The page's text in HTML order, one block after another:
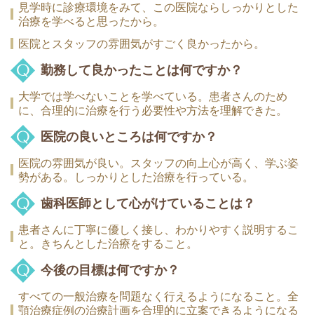
見学時に診療環境をみて、この医院ならしっかりとした
治療を学べると思ったから。
医院とスタッフの雰囲気がすごく良かったから。
勤務して良かったことは何ですか？
大学では学べないことを学べている。患者さんのため
に、合理的に治療を行う必要性や方法を理解できた。
医院の良いところは何ですか？
医院の雰囲気が良い。スタッフの向上心が高く、学ぶ姿
勢がある。しっかりとした治療を行っている。
歯科医師として心がけていることは？
患者さんに丁寧に優しく接し、わかりやすく説明するこ
と。きちんとした治療をすること。
今後の目標は何ですか？
すべての一般治療を問題なく行えるようになること。全
顎治療症例の治療計画を合理的に立案できるようになる